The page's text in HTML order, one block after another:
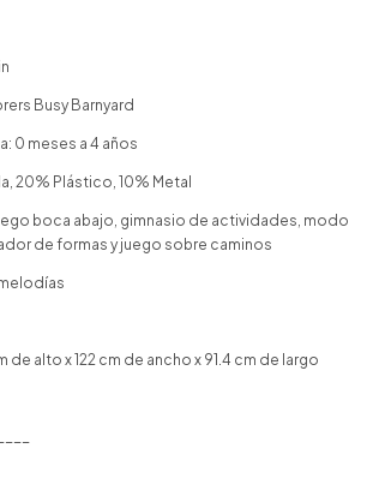
Busy Barnyard
0 meses a 4 años
20% Plástico, 10% Metal
boca abajo, gimnasio de actividades, modo
de formas y juego sobre caminos
de alto x 122 cm de ancho x 91.4 cm de largo